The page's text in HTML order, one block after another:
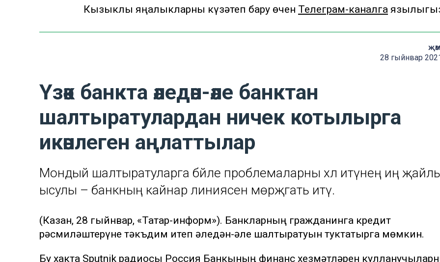
Кызыклы яңалыкларны күзәтеп бару өчен Телеграм-каналга
28 гыйнвар
Үзәк банкта әледән-әле банктан
шалтыратулардан ничек котылырга
икәнлеген аңлаттылар
Мондый шалтыратуларга бәйле проблемаларны хәл итүнең иң
ысулы – банкның кайнар линиясенә мөрәҗәгать итү.
(Казан, 28 гыйнвар, «Татар-информ»). Банкларның гражданинга кредит
рәсмиләштерүне тәкъдим итеп әледән-әле шалтыратуын туктатырга мөмкин.
Бу хакта Sputnik радиосы Россия Банкының финанс хезмәтләрен